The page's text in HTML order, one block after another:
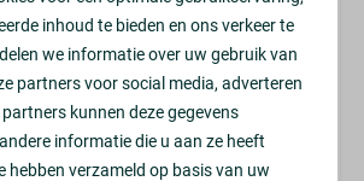
sauna of hottub
& activiteiten
inhoud te bieden en ons verkeer te
we informatie over uw gebruik van
partners voor social media, adverteren
kunnen deze gegevens
informatie die u aan ze heeft
hebben verzameld op basis van uw